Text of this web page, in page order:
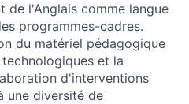
de l'Anglais comme langue
programmes-cadres.
du matériel pédagogique
et la
d'interventions
une diversité de